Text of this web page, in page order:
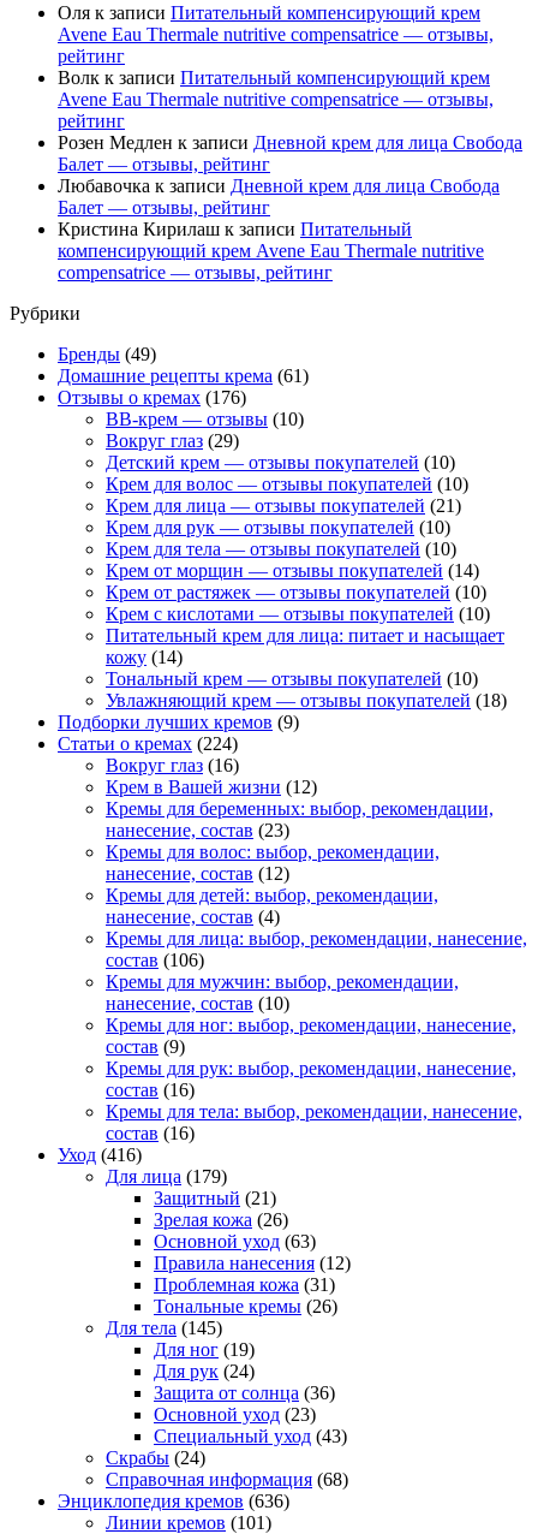
Оля к записи Питательный компенсирующий крем
Avene Eau Thermale nutritive compensatrice — отзывы,
рейтинг
Волк к записи Питательный компенсирующий крем
Avene Eau Thermale nutritive compensatrice — отзывы,
рейтинг
Розен Медлен к записи Дневной крем для лица Свобода
Балет — отзывы, рейтинг
Любавочка к записи Дневной крем для лица Свобода
Балет — отзывы, рейтинг
Кристина Кирилаш к записи Питательный
компенсирующий крем Avene Eau Thermale nutritive
compensatrice — отзывы, рейтинг
Рубрики
Бренды (49)
Домашние рецепты крема (61)
Отзывы о кремах (176)
BB-крем — отзывы (10)
Вокруг глаз (29)
Детский крем — отзывы покупателей (10)
Крем для волос — отзывы покупателей (10)
Крем для лица — отзывы покупателей (21)
Крем для рук — отзывы покупателей (10)
Крем для тела — отзывы покупателей (10)
Крем от морщин — отзывы покупателей (14)
Крем от растяжек — отзывы покупателей (10)
Крем с кислотами — отзывы покупателей (10)
Питательный крем для лица: питает и насыщает
кожу (14)
Тональный крем — отзывы покупателей (10)
Увлажняющий крем — отзывы покупателей (18)
Подборки лучших кремов (9)
Статьи о кремах (224)
Вокруг глаз (16)
Крем в Вашей жизни (12)
Кремы для беременных: выбор, рекомендации,
нанесение, состав (23)
Кремы для волос: выбор, рекомендации,
нанесение, состав (12)
Кремы для детей: выбор, рекомендации,
нанесение, состав (4)
Кремы для лица: выбор, рекомендации, нанесение,
состав (106)
Кремы для мужчин: выбор, рекомендации,
нанесение, состав (10)
Кремы для ног: выбор, рекомендации, нанесение,
состав (9)
Кремы для рук: выбор, рекомендации, нанесение,
состав (16)
Кремы для тела: выбор, рекомендации, нанесение,
состав (16)
Уход (416)
Для лица (179)
Защитный (21)
Зрелая кожа (26)
Основной уход (63)
Правила нанесения (12)
Проблемная кожа (31)
Тональные кремы (26)
Для тела (145)
Для ног (19)
Для рук (24)
Защита от солнца (36)
Основной уход (23)
Специальный уход (43)
Скрабы (24)
Справочная информация (68)
Энциклопедия кремов (636)
Линии кремов (101)